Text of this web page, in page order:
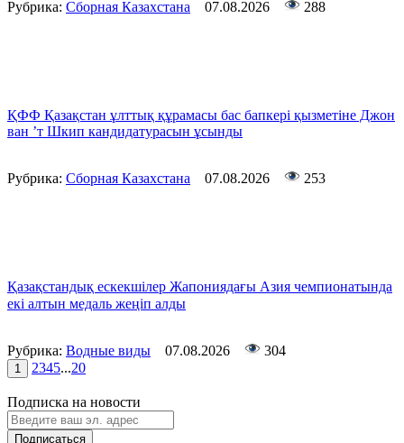
Рубрика: Сборная Казахстана 07.08.2026 288
ҚФФ Қазақстан ұлттық құрамасы бас бапкері қызметіне Джон
ван ’т Шкип кандидатурасын ұсынды
Рубрика: Сборная Казахстана 07.08.2026 253
Қазақстандық ескекшілер Жапониядағы Азия чемпионатында
екі алтын медаль жеңіп алды
Рубрика: Водные виды 07.08.2026 304
1 2345...20
Подписка на новости
Подписаться